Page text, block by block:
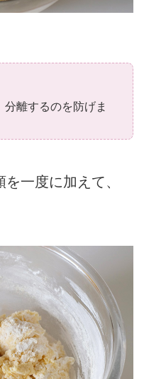
離するのを防げま
一度に加えて、